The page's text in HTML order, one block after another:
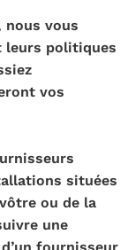
nous vous
leurs politiques
vos
situées
ou de la
une